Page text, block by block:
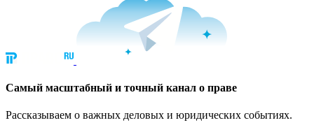
Cамый масштабный и точный канал о праве
Рассказываем о важных деловых и юридических событиях.